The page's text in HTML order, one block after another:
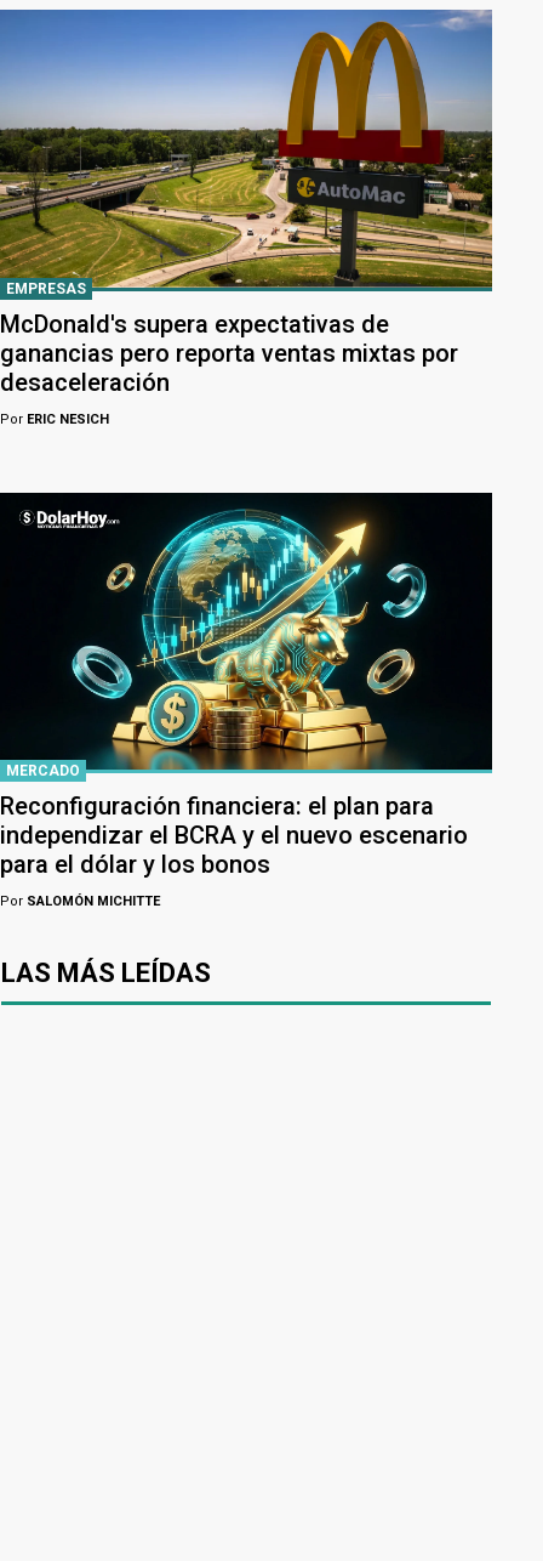
EMPRESAS
McDonald's supera expectativas de
ganancias pero reporta ventas mixtas por
desaceleración
Por ERIC NESICH
MERCADO
Reconfiguración financiera: el plan para
independizar el BCRA y el nuevo escenario
para el dólar y los bonos
Por SALOMÓN MICHITTE
LAS MÁS LEÍDAS